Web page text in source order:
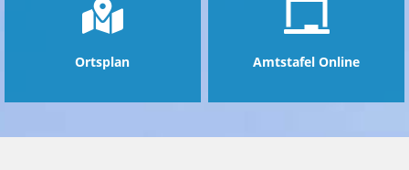
Ortsplan Amtstafel Online